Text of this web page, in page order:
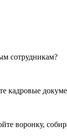
сотрудникам?
кадровые
воронку,